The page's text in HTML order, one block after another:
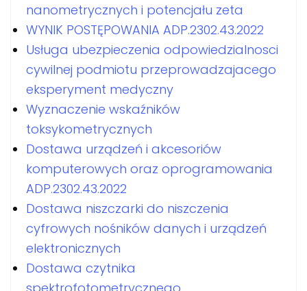
nanometrycznych i potencjału zeta
WYNIK POSTĘPOWANIA ADP.2302.43.2022
Usługa ubezpieczenia odpowiedzialnosci
cywilnej podmiotu przeprowadzajacego
eksperyment medyczny
Wyznaczenie wskaźników
toksykometrycznych
Dostawa urządzeń i akcesoriów
komputerowych oraz oprogramowania
ADP.2302.43.2022
Dostawa niszczarki do niszczenia
cyfrowych nośników danych i urządzeń
elektronicznych
Dostawa czytnika
spektrofotometrycznego